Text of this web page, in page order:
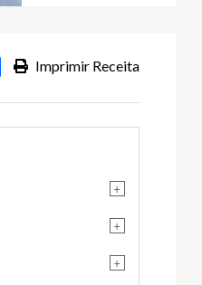
Imprimir Receita
Partilhar
+
+
+